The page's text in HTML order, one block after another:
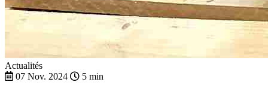
Actualités
07 Nov. 2024
5 min